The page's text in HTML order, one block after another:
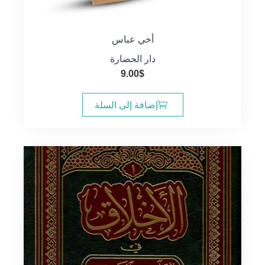
أخي عباس
دار الحضارة
9.00$
إضافة إلى السلة